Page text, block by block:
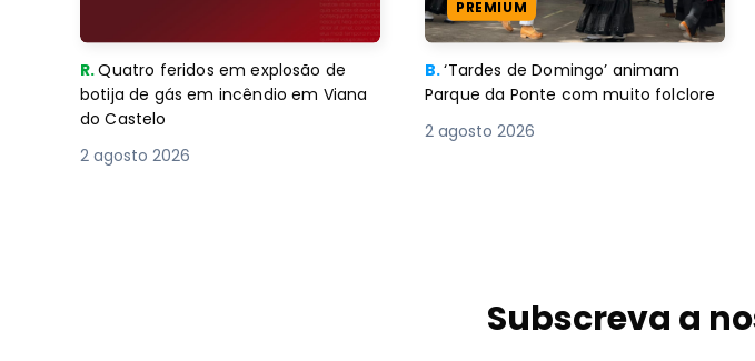
botija de gás em incêndio em Viana
do Castelo
2 agosto 2026
B.‘Tardes de Domingo’ animam
Parque da Ponte com muito folclore
2 agosto 2026
Não perca o